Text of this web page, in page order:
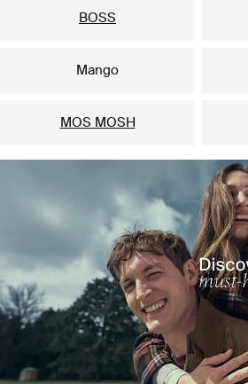
BOSS
Mango
MOS MOSH